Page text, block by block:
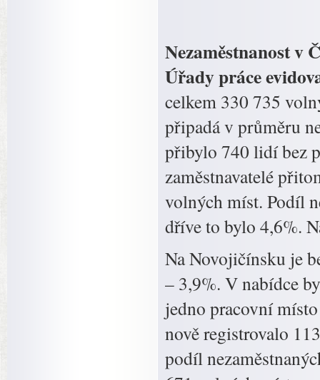
Nezaměstnanost v
Úřady práce
celkem 330 735
připadá v průměru
přibylo 740 lidí bez
zaměstnavatelé
volných míst. Podíl
dříve to bylo 4,6%.
Na Novojičínsku je
– 3,9%. V nabídce
jedno pracovní
nově registrovalo
podíl